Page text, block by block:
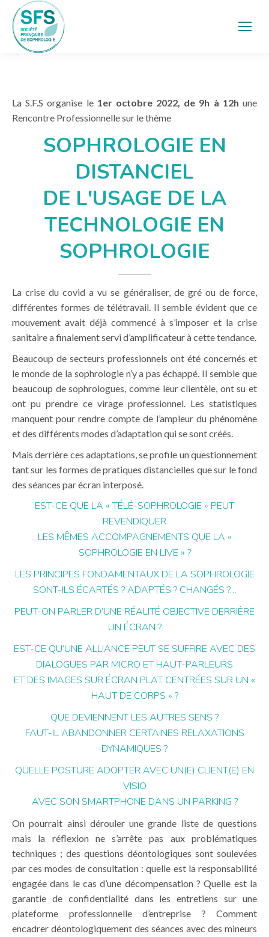
La S.F.S organise le 1er octobre 2022, de 9h à 12h une
Rencontre Professionnelle sur le thème
SOPHROLOGIE EN
DISTANCIEL
DE L'USAGE DE LA
TECHNOLOGIE EN
SOPHROLOGIE
La crise du covid a vu se généraliser, de gré ou de force,
différentes formes de télétravail. Il semble évident que ce
mouvement avait déjà commencé à s’imposer et la crise
sanitaire a finalement servi d’amplificateur à cette tendance.
Beaucoup de secteurs professionnels ont été concernés et
le monde de la sophrologie n’y a pas échappé. Il semble que
beaucoup de sophrologues, comme leur clientèle, ont su et
ont pu prendre ce virage professionnel. Les statistiques
manquent pour rendre compte de l’ampleur du phénomène
et des différents modes d’adaptation qui se sont créés.
Mais derrière ces adaptations, se profile un questionnement
tant sur les formes de pratiques distancielles que sur le fond
des séances par écran interposé.
EST-CE QUE LA « TÉLÉ-SOPHROLOGIE » PEUT
REVENDIQUER
LES MÊMES ACCOMPAGNEMENTS QUE LA «
SOPHROLOGIE EN LIVE » ?
LES PRINCIPES FONDAMENTAUX DE LA SOPHROLOGIE
SONT-ILS ÉCARTÉS ? ADAPTÉS ? CHANGÉS ?…
PEUT-ON PARLER D’UNE RÉALITÉ OBJECTIVE DERRIÈRE
UN ÉCRAN ?
EST-CE QU’UNE ALLIANCE PEUT SE SUFFIRE AVEC DES
DIALOGUES PAR MICRO ET HAUT-PARLEURS
ET DES IMAGES SUR ÉCRAN PLAT CENTRÉES SUR UN «
HAUT DE CORPS » ?
QUE DEVIENNENT LES AUTRES SENS ?
FAUT-IL ABANDONNER CERTAINES RELAXATIONS
DYNAMIQUES ?
QUELLE POSTURE ADOPTER AVEC UN(E) CLIENT(E) EN
VISIO
AVEC SON SMARTPHONE DANS UN PARKING ?
On pourrait ainsi dérouler une grande liste de questions
mais la réflexion ne s’arrête pas aux problématiques
techniques ; des questions déontologiques sont soulevées
par ces modes de consultation : quelle est la responsabilité
engagée dans le cas d’une décompensation ? Quelle est la
garantie de confidentialité dans les entretiens sur une
plateforme professionnelle d’entreprise ? Comment
encadrer déontologiquement des séances avec des mineurs